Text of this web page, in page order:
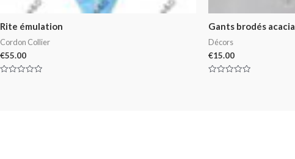
Rite émulation
Cordon Collier
€55.00
Gants brodés acacia
Décors
€15.00